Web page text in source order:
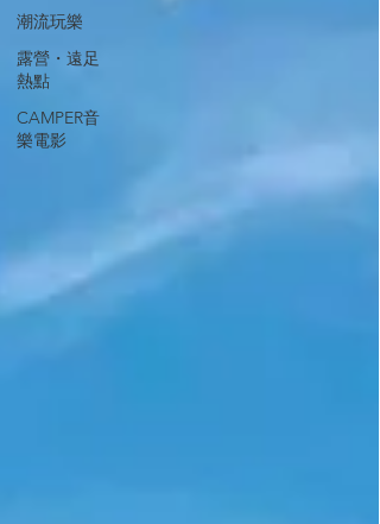
潮流玩樂
露營・遠足
熱點
CAMPER音
樂電影